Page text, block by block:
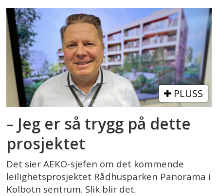
PLUSS
– Jeg er så trygg på dette
prosjektet
Det sier AEKO-sjefen om det kommende
leilighetsprosjektet Rådhusparken Panorama i
Kolbotn sentrum. Slik blir det.